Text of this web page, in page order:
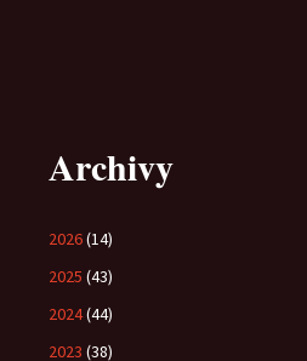
Archivy
2026(14)
2025 (43)
2024(44)
2023 (38)